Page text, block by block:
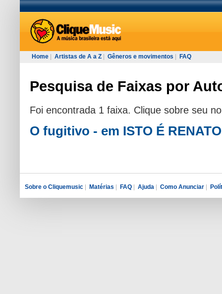
Home Artistas de A a Z Gêneros e movimentos FAQ
Pesquisa de Faixas por
Foi encontrada 1 faixa. Clique sobre seu
O fugitivo - em ISTO É
Sobre o Cliquemusic | Matérias | FAQ | Ajuda | Como Anunciar |